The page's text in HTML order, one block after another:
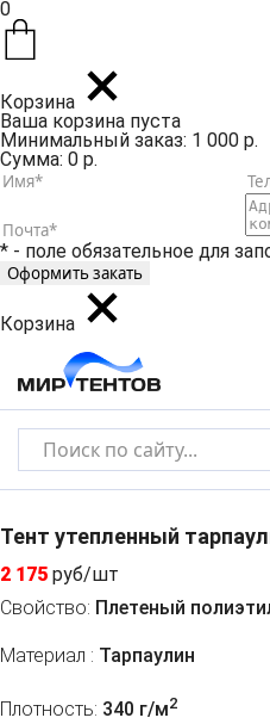
0
Корзина
Ваша корзина пуста
Минимальный заказ: 1 000 р.
Сумма: 0 р.
* - поле обязательное для
Корзина
Тент утепленный
2 175 руб/шт
Свойство: Плетеный
Материал : Тарпаулин
Плотность: 340 г/м2